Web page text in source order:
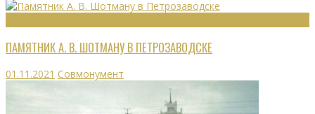
ПАМЯТНИК А. В. ШОТМАНУ В ПЕТРОЗАВОДСКЕ
01.11.2021 Совмонумент